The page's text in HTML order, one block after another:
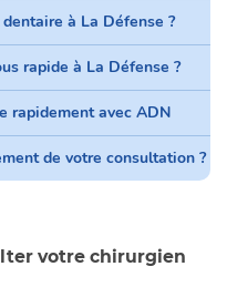
à La Défense ?
rapide à La Défense ?
rapidement avec ADN
de votre consultation ?
votre chirurgien